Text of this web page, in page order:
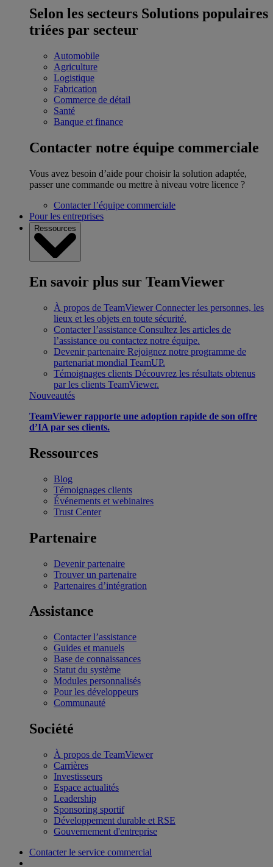
Selon les secteurs Solutions populaires
triées par secteur
Automobile
Agriculture
Logistique
Fabrication
Commerce de détail
Santé
Banque et finance
Contacter notre équipe commerciale
Vous avez besoin d’aide pour choisir la solution adaptée,
passer une commande ou mettre à niveau votre licence ?
Contacter l’équipe commerciale
Pour les entreprises
Ressources
En savoir plus sur TeamViewer
À propos de TeamViewer Connecter les personnes, les
lieux et les objets en toute sécurité.
Contacter l’assistance Consultez les articles de
l’assistance ou contactez notre équipe.
Devenir partenaire Rejoignez notre programme de
partenariat mondial TeamUP.
Témoignages clients Découvrez les résultats obtenus
par les clients TeamViewer.
Nouveautés
TeamViewer rapporte une adoption rapide de son offre
d’IA par ses clients.
Ressources
Blog
Témoignages clients
Événements et webinaires
Trust Center
Partenaire
Devenir partenaire
Trouver un partenaire
Partenaires d’intégration
Assistance
Contacter l’assistance
Guides et manuels
Base de connaissances
Statut du système
Modules personnalisés
Pour les développeurs
Communauté
Société
À propos de TeamViewer
Carrières
Investisseurs
Espace actualités
Leadership
Sponsoring sportif
Développement durable et RSE
Gouvernement d'entreprise
Contacter le service commercial